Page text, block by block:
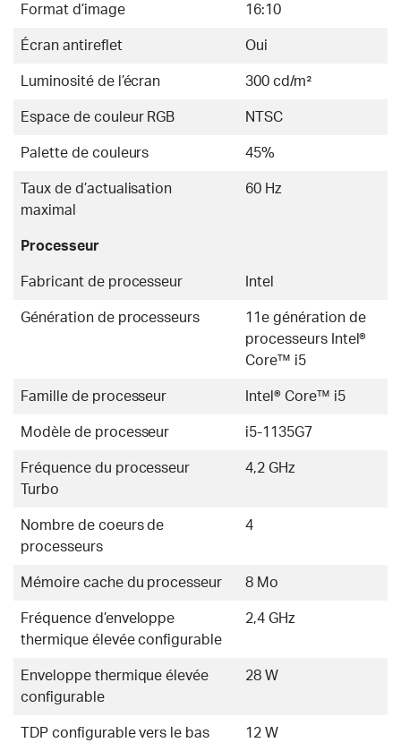
Format d’image 16:10
Écran antireflet Oui
Luminosité de l’écran 300 cd/m²
Espace de couleur RGB NTSC
Palette de couleurs 45%
Taux de d’actualisation
maximal
60 Hz
Processeur
Fabricant de processeur Intel
Génération de processeurs
11e génération de
processeurs Intel®
Core™ i5
Famille de processeur Intel® Core™ i5
Modèle de processeur i5-1135G7
Fréquence du processeur
Turbo
4,2 GHz
Nombre de coeurs de
processeurs
4
Mémoire cache du processeur 8 Mo
Fréquence d’enveloppe
thermique élevée configurable
2,4 GHz
Enveloppe thermique élevée
configurable
28 W
TDP configurable vers le bas 12 W